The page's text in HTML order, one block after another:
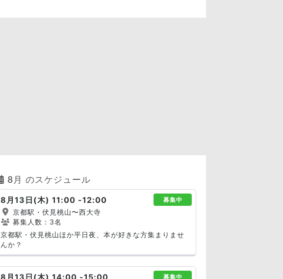
8月 のスケジュール
8月13日(木) 11:00 -12:00 募集中
京都駅・伏見桃山〜西大寺
募集人数：3名
京都駅・伏見桃山ほか平日夜、本が好きな方集まりませ
んか？
8月13日(木) 14:00 -15:00 募集中